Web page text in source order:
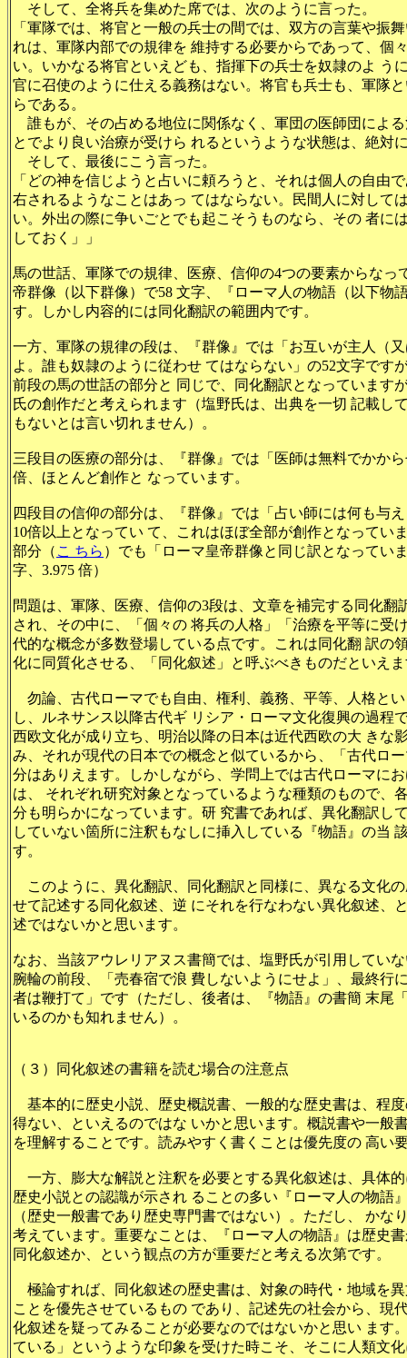
そして、全将兵を集めた席では、次のように言った。
「軍隊では、将官と一般の兵士の間では、双方の言葉や振
れは、軍隊内部での規律を 維持する必要からであって、個
い。いかなる将官といえども、指揮下の兵士を奴隷のよ う
官に召使のように仕える義務はない。将官も兵士も、軍隊
らである。
誰もが、その占める地位に関係なく、軍団の医師団によ
とでより良い治療が受けら れるというような状態は、絶対
そして、最後にこう言った。
「どの神を信じようと占いに頼ろうと、それは個人の自由
右されるようなことはあっ てはならない。民間人に対して
い。外出の際に争いごとでも起こそうものなら、その 者に
しておく」」
馬の世話、軍隊での規律、医療、信仰の4つの要素からな
帝群像（以下群像）で58 文字、『ローマ人の物語（以下物
す。しかし内容的には同化翻訳の範囲内です。
一方、軍隊の規律の段は、『群像』では「お互いが主人（
よ。誰も奴隷のように従わせ てはならない」の52文字です
前段の馬の世話の部分と 同じで、同化翻訳となっています
氏の創作だと考えられます（塩野氏は、出典を一切 記載し
もないとは言い切れません）。
三段目の医療の部分は、『群像』では「医師は無料でかか
倍、ほとんど創作と なっています。
四段目の信仰の部分は、『群像』では「占い師には何も与
10倍以上となってい て、これはほぼ全部が創作となってい
部分（ こ ちら ）でも「ローマ皇帝群像と同じ訳となってい
字、3.975 倍）
問題は、軍隊、医療、信仰の3段は、文章を補完する同化
され、その中に、「個々の 将兵の人格」「治療を平等に受
代的な概念が多数登場している点です。これは同化翻 訳の
化に同質化させる、「同化叙述」と呼ぶべきものだといえ
勿論、古代ローマでも自由、権利、義務、平等、人格と
し、ルネサンス以降古代ギ リシア・ローマ文化復興の過程
西欧文化が成り立ち、明治以降の日本は近代西欧の大 きな
み、それが現代の日本での概念と似ているから、「古代ロ
分はありえます。しかしながら、学問上では古代ローマに
は、 それぞれ研究対象となっているような種類のもので、
分も明らかになっています。研 究書であれば、異化翻訳し
していない箇所に注釈もなしに挿入している『物語』の当
す。
このように、異化翻訳、同化翻訳と同様に、異なる文化
せて記述する同化叙述、逆 にそれを行なわない異化叙述、
述ではないかと思います。
なお、当該アウレリアヌス書簡では、塩野氏が引用してい
腕輪の前段、「売春宿で浪 費しないようにせよ」、最終行
者は鞭打て」です（ただし、後者は、『物語』の書簡 末尾
いるのかも知れません）。
（３）同化叙述の書籍を読む場合の注意点
基本的に歴史小説、歴史概説書、一般的な歴史書は、程
得ない、といえるのではな いかと思います。概説書や一般
を理解することです。読みやすく書くことは優先度の 高い
一方、膨大な解説と注釈を必要とする異化叙述は、具体
歴史小説との認識が示され ることの多い『ローマ人の物語
（歴史一般書であり歴史専門書ではない）。ただし、 か
考えています。重要なことは、『ローマ人の物語』は歴史
同化叙述か、という観点の方が重要だと考える次第です。
極論すれば、同化叙述の歴史書は、対象の時代・地域を
ことを優先させているもの であり、記述先の社会から、現
化叙述を疑ってみることが必要なのではないかと思い ます
ている」というような印象を受けた時こそ、そこに人類文